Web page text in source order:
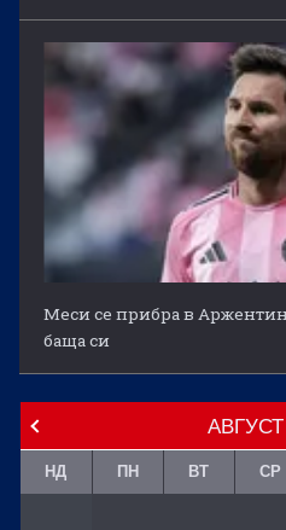
Меси се прибра в
баща си
АВГУСТ
НД ПН ВТ СР